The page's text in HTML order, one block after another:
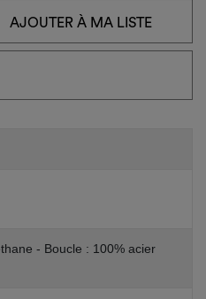
AJOUTER À MA LISTE
- Boucle : 100% acier